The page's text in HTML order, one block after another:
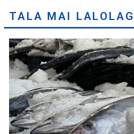
TALA MAI LALOLAGI